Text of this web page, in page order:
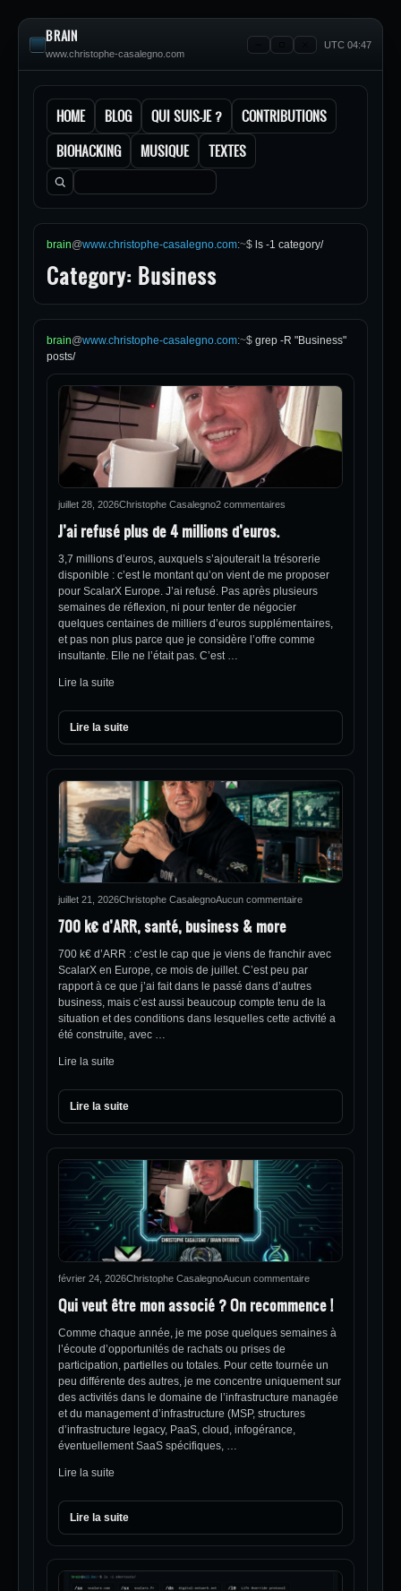
BRAIN
www.christophe-casalegno.com
UTC 04:47
HOME BLOG QUI SUIS-JE ?
CONTRIBUTIONS
BIOHACKING
MUSIQUE TEXTES
Rechercher :
brain@www.christophe-casalegno.com:~$ ls -1 category/
Category: Business
brain@www.christophe-casalegno.com:~$ grep -R "Business"
posts/
juillet 28, 2026Christophe Casalegno2 commentaires
J’ai refusé plus de 4 millions d’euros.
3,7 millions d’euros, auxquels s’ajouterait la trésorerie
disponible : c’est le montant qu’on vient de me proposer
pour ScalarX Europe. J’ai refusé. Pas après plusieurs
semaines de réflexion, ni pour tenter de négocier
quelques centaines de milliers d’euros supplémentaires,
et pas non plus parce que je considère l’offre comme
insultante. Elle ne l’était pas. C’est …
Lire la suite
Lire la suite
juillet 21, 2026Christophe CasalegnoAucun commentaire
700 k€ d’ARR, santé, business & more
700 k€ d’ARR : c’est le cap que je viens de franchir avec
ScalarX en Europe, ce mois de juillet. C’est peu par
rapport à ce que j’ai fait dans le passé dans d’autres
business, mais c’est aussi beaucoup compte tenu de la
situation et des conditions dans lesquelles cette activité a
été construite, avec …
Lire la suite
Lire la suite
février 24, 2026Christophe CasalegnoAucun commentaire
Qui veut être mon associé ? On recommence !
Comme chaque année, je me pose quelques semaines à
l’écoute d’opportunités de rachats ou prises de
participation, partielles ou totales. Pour cette tournée un
peu différente des autres, je me concentre uniquement sur
des activités dans le domaine de l’infrastructure managée
et du management d’infrastructure (MSP, structures
d’infrastructure legacy, PaaS, cloud, infogérance,
éventuellement SaaS spécifiques, …
Lire la suite
Lire la suite